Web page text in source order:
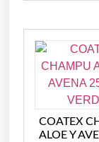
COATEX
ALOE Y